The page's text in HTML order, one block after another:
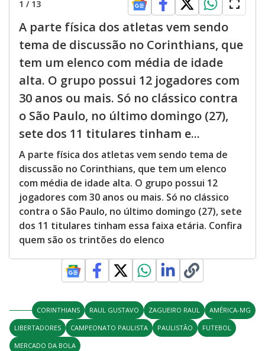
1 / 13
A parte física dos atletas vem sendo
tema de discussão no Corinthians, que
tem um elenco com média de idade
alta. O grupo possui 12 jogadores com
30 anos ou mais. Só no clássico contra
o São Paulo, no último domingo (27),
sete dos 11 titulares tinham e...
A parte física dos atletas vem sendo tema de
discussão no Corinthians, que tem um elenco
com média de idade alta. O grupo possui 12
jogadores com 30 anos ou mais. Só no clássico
contra o São Paulo, no último domingo (27), sete
dos 11 titulares tinham essa faixa etária. Confira
quem são os trintões do elenco
CORINTHIANS RAUL GUSTAVO ZAGUEIRO RAUL
AMÉRICA-MG
LIBERTADORES
CAMPEONATO PAULISTA PAULISTÃO
FUTEBOL
MERCADO DA BOLA